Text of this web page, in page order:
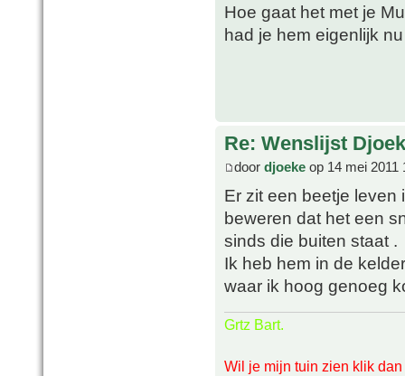
Hoe gaat het met je
had je hem eigenlijk
Re: Wenslijst
door djoeke op 14 mei 2011
Er zit een beetje leven
beweren dat het een
sinds die buiten staat .
Ik heb hem in de
waar ik hoog genoeg
Grtz Bart.
Wil je mijn tuin zien klik dan